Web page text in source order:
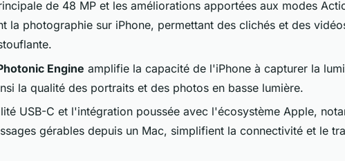
de 48 MP et les améliorations apportées aux modes
la photographie sur iPhone, permettant des clichés et des
Engine amplifie la capacité de l'iPhone à capturer la
la qualité des portraits et des photos en basse lumière.
USB-C et l'intégration poussée avec l'écosystème Apple,
gérables depuis un Mac, simplifient la connectivité et le